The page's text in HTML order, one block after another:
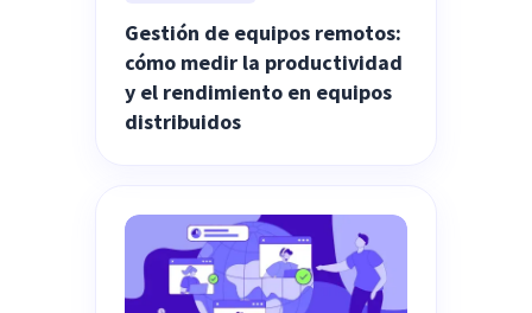
Gestión de equipos remotos:
cómo medir la productividad
y el rendimiento en equipos
distribuidos